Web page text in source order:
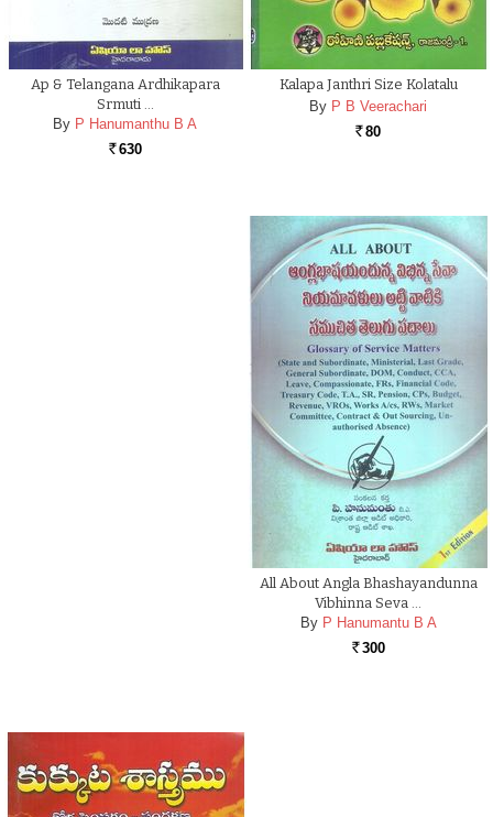
Ap & Telangana Ardhikapara
Srmuti …
By P Hanumanthu B A
Rs. 630
Kalapa Janthri Size Kolatalu
By P B Veerachari
Rs. 80
All About Angla Bhashayandunna
Vibhinna Seva …
By P Hanumantu B A
Rs. 300